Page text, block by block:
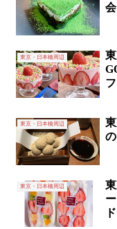
東京・日本橋周辺
東京・日本橋周辺
東京・日本橋周辺